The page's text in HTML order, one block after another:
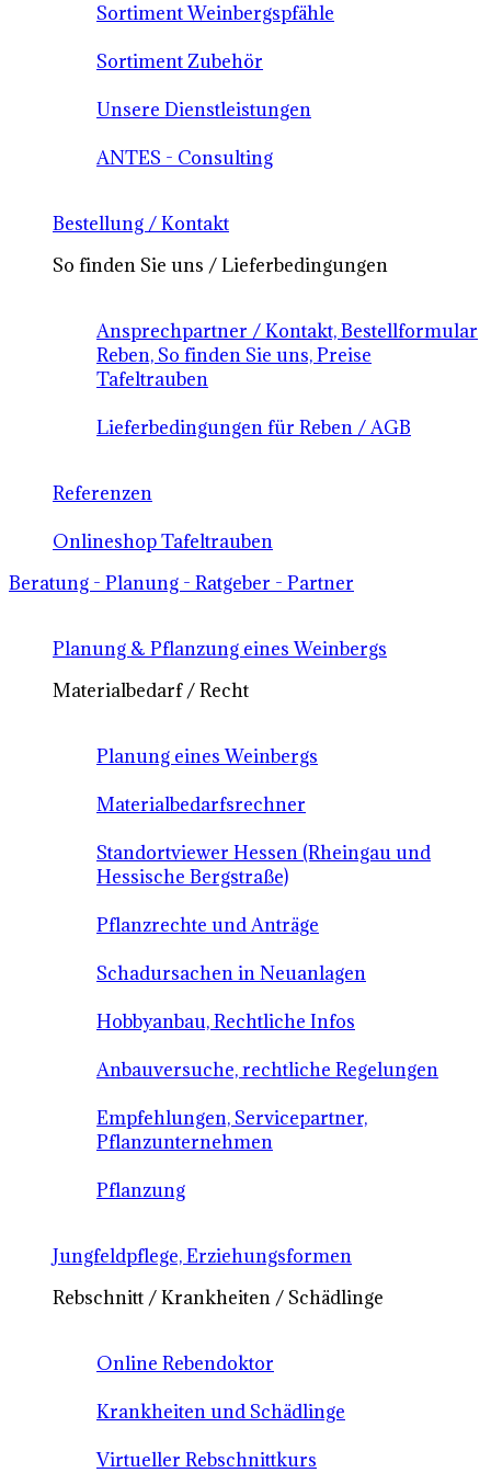
Sortiment Weinbergspfähle
Sortiment Zubehör
Unsere Dienstleistungen
ANTES - Consulting
Bestellung / Kontakt
So finden Sie uns / Lieferbedingungen
Ansprechpartner / Kontakt, Bestellformular
Reben, So finden Sie uns, Preise
Tafeltrauben
Lieferbedingungen für Reben / AGB
Referenzen
Onlineshop Tafeltrauben
Beratung - Planung - Ratgeber - Partner
Planung & Pflanzung eines Weinbergs
Materialbedarf / Recht
Planung eines Weinbergs
Materialbedarfsrechner
Standortviewer Hessen (Rheingau und
Hessische Bergstraße)
Pflanzrechte und Anträge
Schadursachen in Neuanlagen
Hobbyanbau, Rechtliche Infos
Anbauversuche, rechtliche Regelungen
Empfehlungen, Servicepartner,
Pflanzunternehmen
Pflanzung
Jungfeldpflege, Erziehungsformen
Rebschnitt / Krankheiten / Schädlinge
Online Rebendoktor
Krankheiten und Schädlinge
Virtueller Rebschnittkurs